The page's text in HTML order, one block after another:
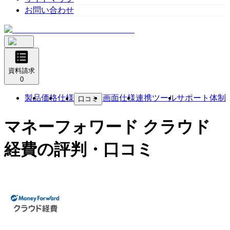
お問い合わせ
資料請求
0
製品価格仕様 口コミ 画面仕様連携ツールサポート体制
マネーフォワード クラウド
経費の評判・口コミ